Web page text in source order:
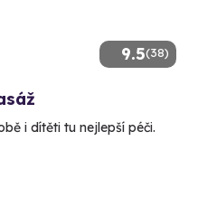
9.5(38)
i dítěti tu nejlepší péči.